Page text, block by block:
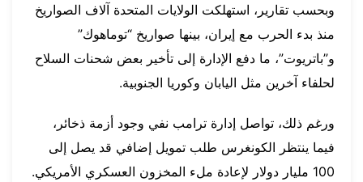
وبحسب تقارير، استهلكت الولايات المتحدة آلاف الصواريخ
منذ بدء الحرب مع إيران، بينها صواريخ “توماهوك”
و”باتريوت”، ما دفع الإدارة إلى تأخير بعض شحنات السلاح
لحلفاء آخرين مثل اليابان وكوريا الجنوبية.
ورغم ذلك، تواصل إدارة ترامب نفي وجود أزمة ذخائر،
فيما ينتظر الكونغرس طلب تمويل إضافي قد يصل إلى
100 مليار دولار لإعادة ملء المخزون العسكري الأمريكي.